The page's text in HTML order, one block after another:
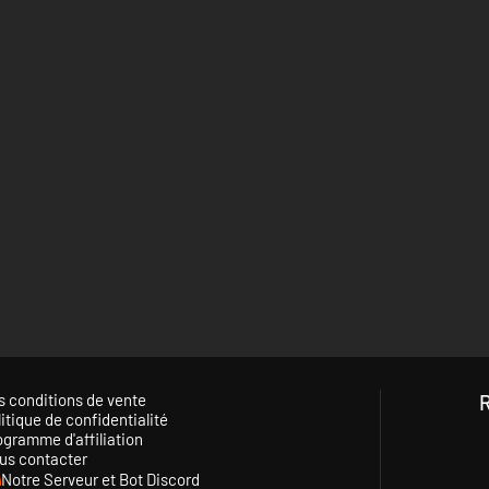
conditions de vente
de confidentialité
d'affiliation
contacter
Notre Serveur et Bot Discord